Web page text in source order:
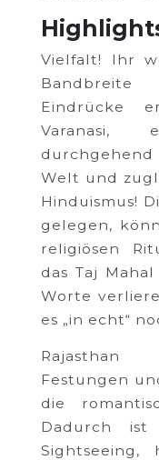
Vielfalt! Ihr
Eindrücke
Varanasi,
Welt und
Hinduismus!
gelegen,
religiösen
das Taj
Worte
es „in echt“
Rajasthan
Festungen
die
Dadurch
Sightseeing,